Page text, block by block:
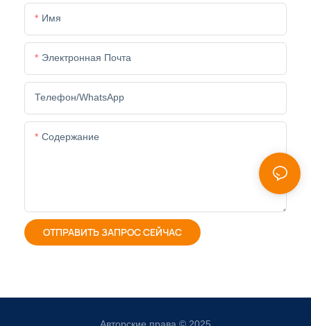
Имя
Электронная Почта
Телефон/WhatsApp
Содержание
ОТПРАВИТЬ ЗАПРОС СЕЙЧАС